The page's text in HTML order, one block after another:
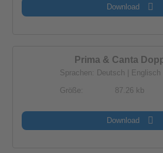
Download
Prima & Canta
Sprachen: Deutsch |
Größe:
87.26 kb
Download